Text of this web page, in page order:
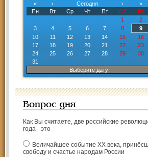
«
‹ Сегодня ›
»
Пн
Вт Ср Чт Пт Сб
Вс
1
2
3
4 5 6 7 8
9
10
11 12 13 14 15
16
17
18 19 20 21 22
23
24
25 26 27 28 29
30
31
Выберите дату
Вопрос дня
Как Вы считаете, две российские
года - это
Величайшее событие ХХ века,
свободу и счастье народам России